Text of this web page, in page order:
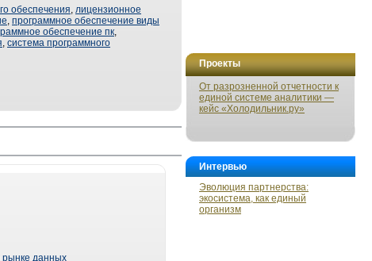
Проекты
От разрозненной отчетности к
единой системе аналитики —
кейс «Холодильник.ру»
Интервью
Эволюция партнерства:
экосистема, как единый
организм
обеспечения, лицензионное
, программное обеспечение виды
обеспечение пк,
, система программного
рынке данных